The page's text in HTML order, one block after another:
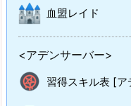
血盟レイド
<アデンサーバー>
習得スキル表 [ア